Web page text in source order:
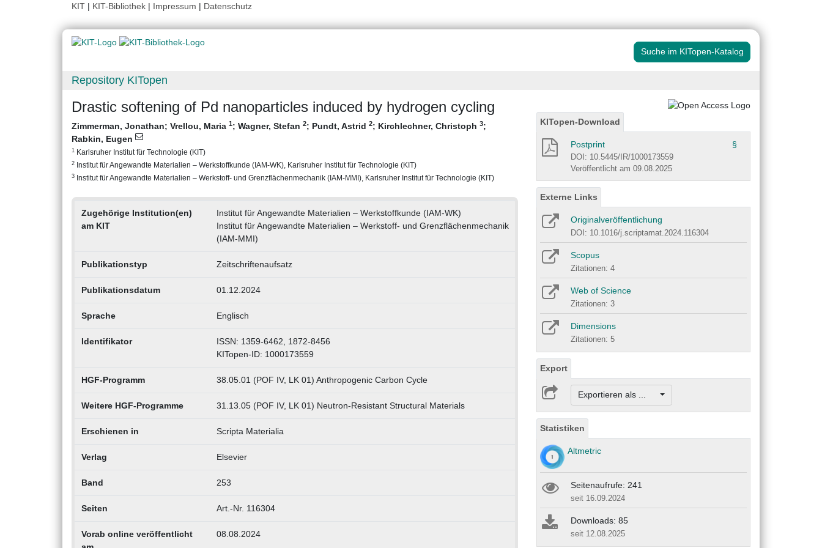
KIT | KIT-Bibliothek | Impressum | Datenschutz
Suche im KITopen-Katalog
Repository KITopen
Drastic softening of Pd nanoparticles induced by hydrogen cycling
Zimmerman, Jonathan; Vrellou, Maria 1; Wagner, Stefan 2; Pundt, Astrid 2; Kirchlechner, Christoph 3;
Rabkin, Eugen
1 Karlsruher Institut für Technologie (KIT)
2 Institut für Angewandte Materialien – Werkstoffkunde (IAM-WK), Karlsruher Institut für Technologie (KIT)
3 Institut für Angewandte Materialien – Werkstoff- und Grenzflächenmechanik (IAM-MMI), Karlsruher Institut für Technologie (KIT)
Zugehörige Institution(en)
am KIT
Institut für Angewandte Materialien – Werkstoffkunde (IAM-WK)
Institut für Angewandte Materialien – Werkstoff- und Grenzflächenmechanik
(IAM-MMI)
Publikationstyp Zeitschriftenaufsatz
Publikationsdatum 01.12.2024
Sprache Englisch
Identifikator
ISSN: 1359-6462, 1872-8456
KITopen-ID: 1000173559
HGF-Programm 38.05.01 (POF IV, LK 01) Anthropogenic Carbon Cycle
Weitere HGF-Programme 31.13.05 (POF IV, LK 01) Neutron-Resistant Structural Materials
Erschienen in Scripta Materialia
Verlag Elsevier
Band 253
Seiten Art.-Nr. 116304
Vorab online veröffentlicht
08.08.2024
KITopen-Download
Postprint §
DOI: 10.5445/IR/1000173559
Veröffentlicht am 09.08.2025
Externe Links
Originalveröffentlichung
DOI: 10.1016/j.scriptamat.2024.116304
Scopus
Zitationen: 4
Web of Science
Zitationen: 3
Dimensions
Zitationen: 5
Export
Exportieren als ...
Statistiken
Altmetric
Seitenaufrufe: 241
seit 16.09.2024
Downloads: 85
seit 12.08.2025